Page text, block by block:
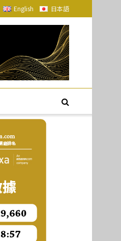
English 日本語